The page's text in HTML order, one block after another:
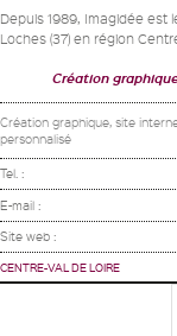
Depuis 1989, Imagidée
Loches (37) en région
Création
Création graphique, site
personnalisé
Tel. :
E-mail :
Site web :
CENTRE-VAL DE LOIRE